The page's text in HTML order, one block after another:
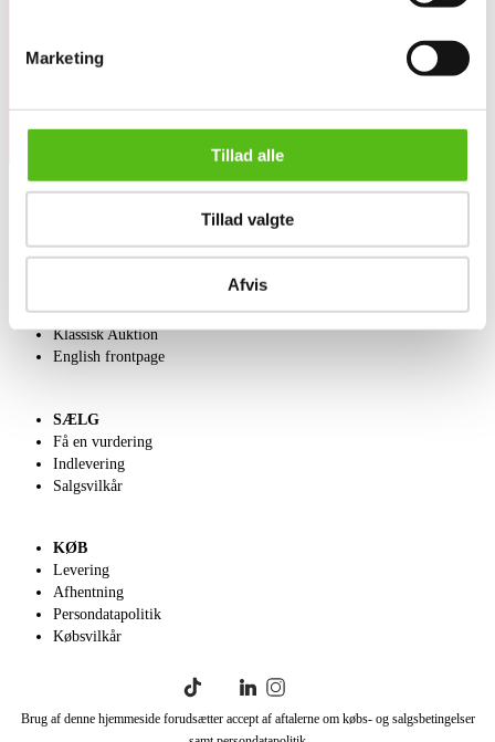
Marketing
Tillad alle
Tillad valgte
Afvis
OM OS
Velgørenhed
Klassisk Auktion
English frontpage
SÆLG
Få en vurdering
Indlevering
Salgsvilkår
KØB
Levering
Afhentning
Persondatapolitik
Købsvilkår
Brug af denne hjemmeside forudsætter accept af aftalerne om købs- og salgsbetingelser